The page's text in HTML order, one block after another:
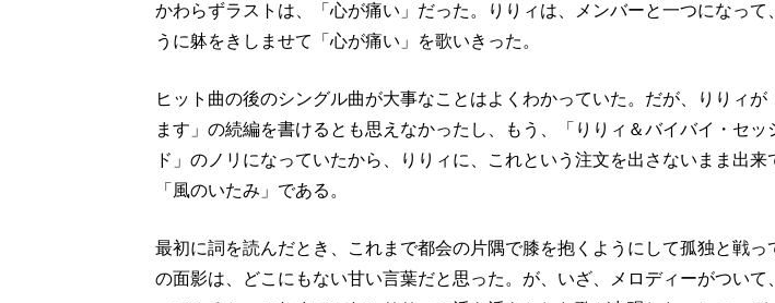
かわらずラストは、「心が痛い」だった。りりィは、メンバーと一つになって
うに躰をきしませて「心が痛い」を歌いきった。
ヒット曲の後のシングル曲が大事なことはよくわかっていた。だが、りりィが
ます」の続編を書けるとも思えなかったし、もう、「りりィ＆バイバイ・セッ
ド」のノリになっていたから、りりィに、これという注文を出さないまま出来
「風のいたみ」である。
最初に詞を読んだとき、これまで都会の片隅で膝を抱くようにして孤独と戦っ
の面影は、どこにもない甘い言葉だと思った。が、いざ、メロディーがついて